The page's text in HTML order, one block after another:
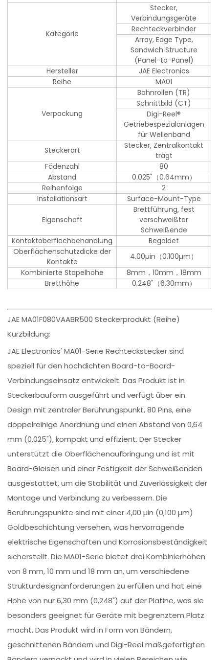
Kategorie
Stecker,
Verbindungsgeräte
Rechteckverbinder
Array, Edge Type,
Sandwich Structure
(Panel-to-Panel)
Hersteller
JAE Electronics
Reihe
MA01
Verpackung
Bahnrollen (TR)
Schnittbild (CT)
Digi-Reel®
Getriebespezialanlagen
für Wellenband
Steckerart
Stecker, Zentralkontakt
trägt
Fädenzahl
80
Abstand
0.025"（0.64mm）
Reihenfolge
2
Installationsart
Surface-Mount-Type
Eigenschaft
Brettführung, fest
verschweißter
Schweißende
Kontaktoberflächbehandlung
Begoldet
Oberflächenschutzdicke der
Kontakte
4.00µin（0.100µm）
Kombinierte Stapelhöhe
8mm，10mm，18mm
Bretthöhe
0.248"（6.30mm）
JAE MA01F080VAABR500 Steckerprodukt (Reihe)
Kurzbildung:
JAE Electronics' MA01-Serie Rechteckstecker sind
speziell für den hochdichten Board-to-Board-
Verbindungseinsatz entwickelt. Das Produkt ist in
Steckerbauform ausgeführt und verfügt über ein
Design mit zentraler Berührungspunkt, 80 Pins, eine
doppelreihige Anordnung und einen Abstand von 0,64
mm (0,025"), kompakt und effizient. Der Stecker
unterstützt die Oberflächenaufbringung und ist mit
Board-Gleisen und einer Festigkeit der Schweißenden
ausgestattet, um die Stabilität und Zuverlässigkeit der
Montage und Verbindung zu verbessern. Die
Berührungspunkte sind mit einer 4,00 µin (0,100 µm)
Goldbeschichtung versehen, was hervorragende
elektrische Eigenschaften und Korrosionsbeständigkeit
sicherstellt. Die MA01-Serie bietet drei Kombinierhöhen
von 8 mm, 10 mm und 18 mm an, um verschiedene
Strukturdesignanforderungen zu erfüllen und hat eine
Höhe von nur 6,30 mm (0,248") auf der Platine, was sie
besonders geeignet für Geräte mit begrenztem Platz
macht. Das Produkt wird in Form von Bändern,
geschnittenen Bändern und Digi-Reel maßgefertigten